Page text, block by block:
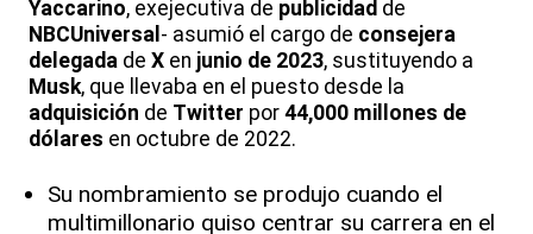
Yaccarino, exejecutiva de publicidad de
NBCUniversal - asumió el cargo de consejera
delegada de X en junio de 2023, sustituyendo a
Musk, que llevaba en el puesto desde la
adquisición de Twitter por 44,000 millones de
dólares en octubre de 2022.
Su nombramiento se produjo cuando el
multimillonario quiso centrar su carrera en el